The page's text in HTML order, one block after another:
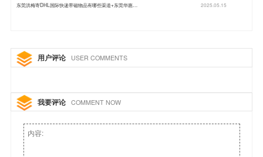
东莞洪梅寄DHL国际快递带磁物品有哪些渠道+东莞华惠… 2025.05.15
用户评论 USER COMMENTS
我要评论 COMMENT NOW